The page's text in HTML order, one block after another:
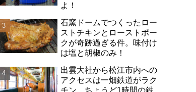
よ！
石窯ドームでつくったロー
ストチキンとローストポー
クが奇跡過ぎる件。味付け
は塩と胡椒のみ！
出雲大社から松江市内への
アクセスは一畑鉄道がラク
チン。ちょうど1時間の鉄